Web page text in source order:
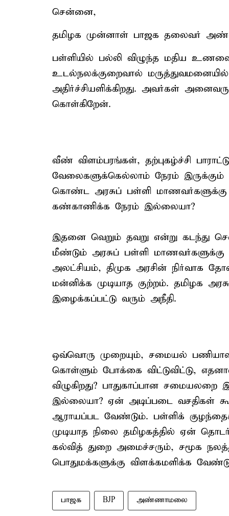
சென்னை,
தமிழக முன்னாள் பாஜக தலைவர்
பள்ளியில் பல்லி விழுந்த மதிய
உடல்நலக்குறைவால் மருத்துவமனையில்
அதிர்ச்சியளிக்கிறது. அவர்கள்
கொள்கிறேன்.
வீண் விளம்பரங்கள், தற்புகழ்ச்சி
வேலைகளுக்கெல்லாம் நேரம் இருக்கும்
கொண்ட அரசுப் பள்ளி
கண்காணிக்க நேரம் இல்லையா?
இதனை வெறும் தவறு என்று கடந்து
மீண்டும் அரசுப் பள்ளி
அலட்சியம், திமுக அரசின் நிர்வாக
மன்னிக்க முடியாத குற்றம். தமிழக
இழைக்கப்பட்டு வரும் அநீதி.
ஒவ்வொரு முறையும், சமையல்
கொள்ளும் போக்கை விட்டுவிட்டு,
விழுகிறது? பாதுகாப்பான
இல்லையா? ஏன் அடிப்படை வசதிகள்
ஆராயப்பட வேண்டும். பள்ளிக்
முடியாத நிலை தமிழகத்தில் ஏன்
கல்வித் துறை அமைச்சரும், சமூக
பொதுமக்களுக்கு விளக்கமளிக்க
பாஜக BJP அண்ணாமலை